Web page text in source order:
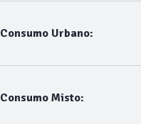
Consumo Urbano:
Consumo Misto: